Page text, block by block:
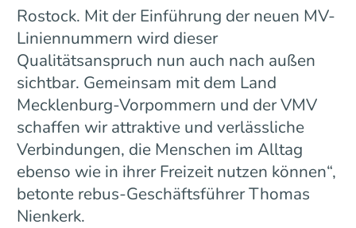
Rostock. Mit der Einführung der neuen MV-
Liniennummern wird dieser
Qualitätsanspruch nun auch nach außen
sichtbar. Gemeinsam mit dem Land
Mecklenburg-Vorpommern und der VMV
schaffen wir attraktive und verlässliche
Verbindungen, die Menschen im Alltag
ebenso wie in ihrer Freizeit nutzen können“,
betonte rebus-Geschäftsführer Thomas
Nienkerk.